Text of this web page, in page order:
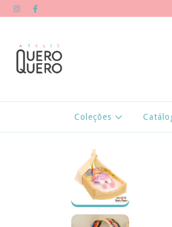
Coleções